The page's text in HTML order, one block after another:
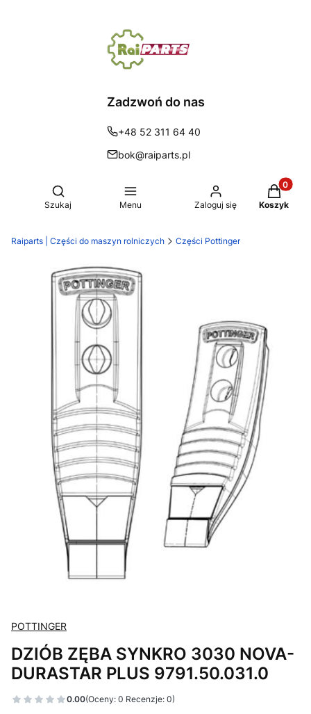
Zadzwoń do nas
+48 52 311 64 40
bok@raiparts.pl
Otwórz wyszukiwarkę
Szukaj Menu Zaloguj się Koszyk
Raiparts | Części do maszyn rolniczych Części Pottinger
POTTINGER
DZIÓB ZĘBA SYNKRO 3030 NOVA-
DURASTAR PLUS 9791.50.031.0
0.00(Oceny: 0 Recenzje: 0)